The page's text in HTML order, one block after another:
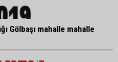
Gölbaşı mahalle mahalle